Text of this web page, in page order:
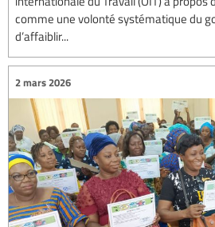
comme une volonté systématique du
d’affaiblir...
2 mars 2026